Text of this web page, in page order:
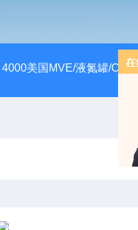
美国MVE/液氮罐/